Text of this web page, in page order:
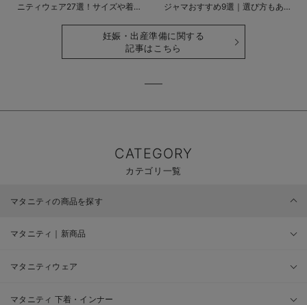
ニティウェア27選！サイズや着る
ジャマおすすめ9選｜選び方もあわ
妊娠・出産準備に関する
記事はこちら
CATEGORY
カテゴリ一覧
マタニティの商品を探す
マタニティ｜新商品
マタニティウェア
マタニティ 下着・インナー